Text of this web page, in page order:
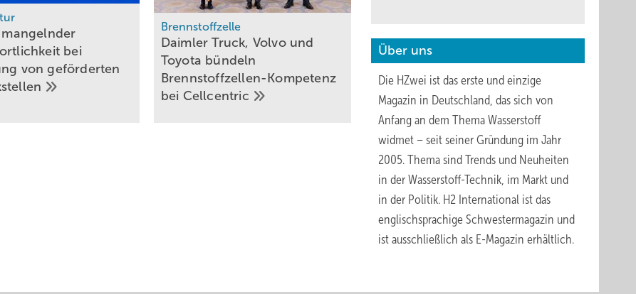
mangelnder
bei
von geförderten
Brennstoffzelle
Daimler Truck, Volvo und
Toyota bündeln
Brennstoffzellen-Kompetenz
bei Cellcentric
Über uns
Die HZwei ist das erste und einzige
Magazin in Deutschland, das sich von
Anfang an dem Thema Wasserstoff
widmet – seit seiner Gründung im Jahr
2005. Thema sind Trends und Neuheiten
in der Wasserstoff-Technik, im Markt und
in der Politik. H2 International ist das
englischsprachige Schwestermagazin und
ist ausschließlich als E-Magazin erhältlich.